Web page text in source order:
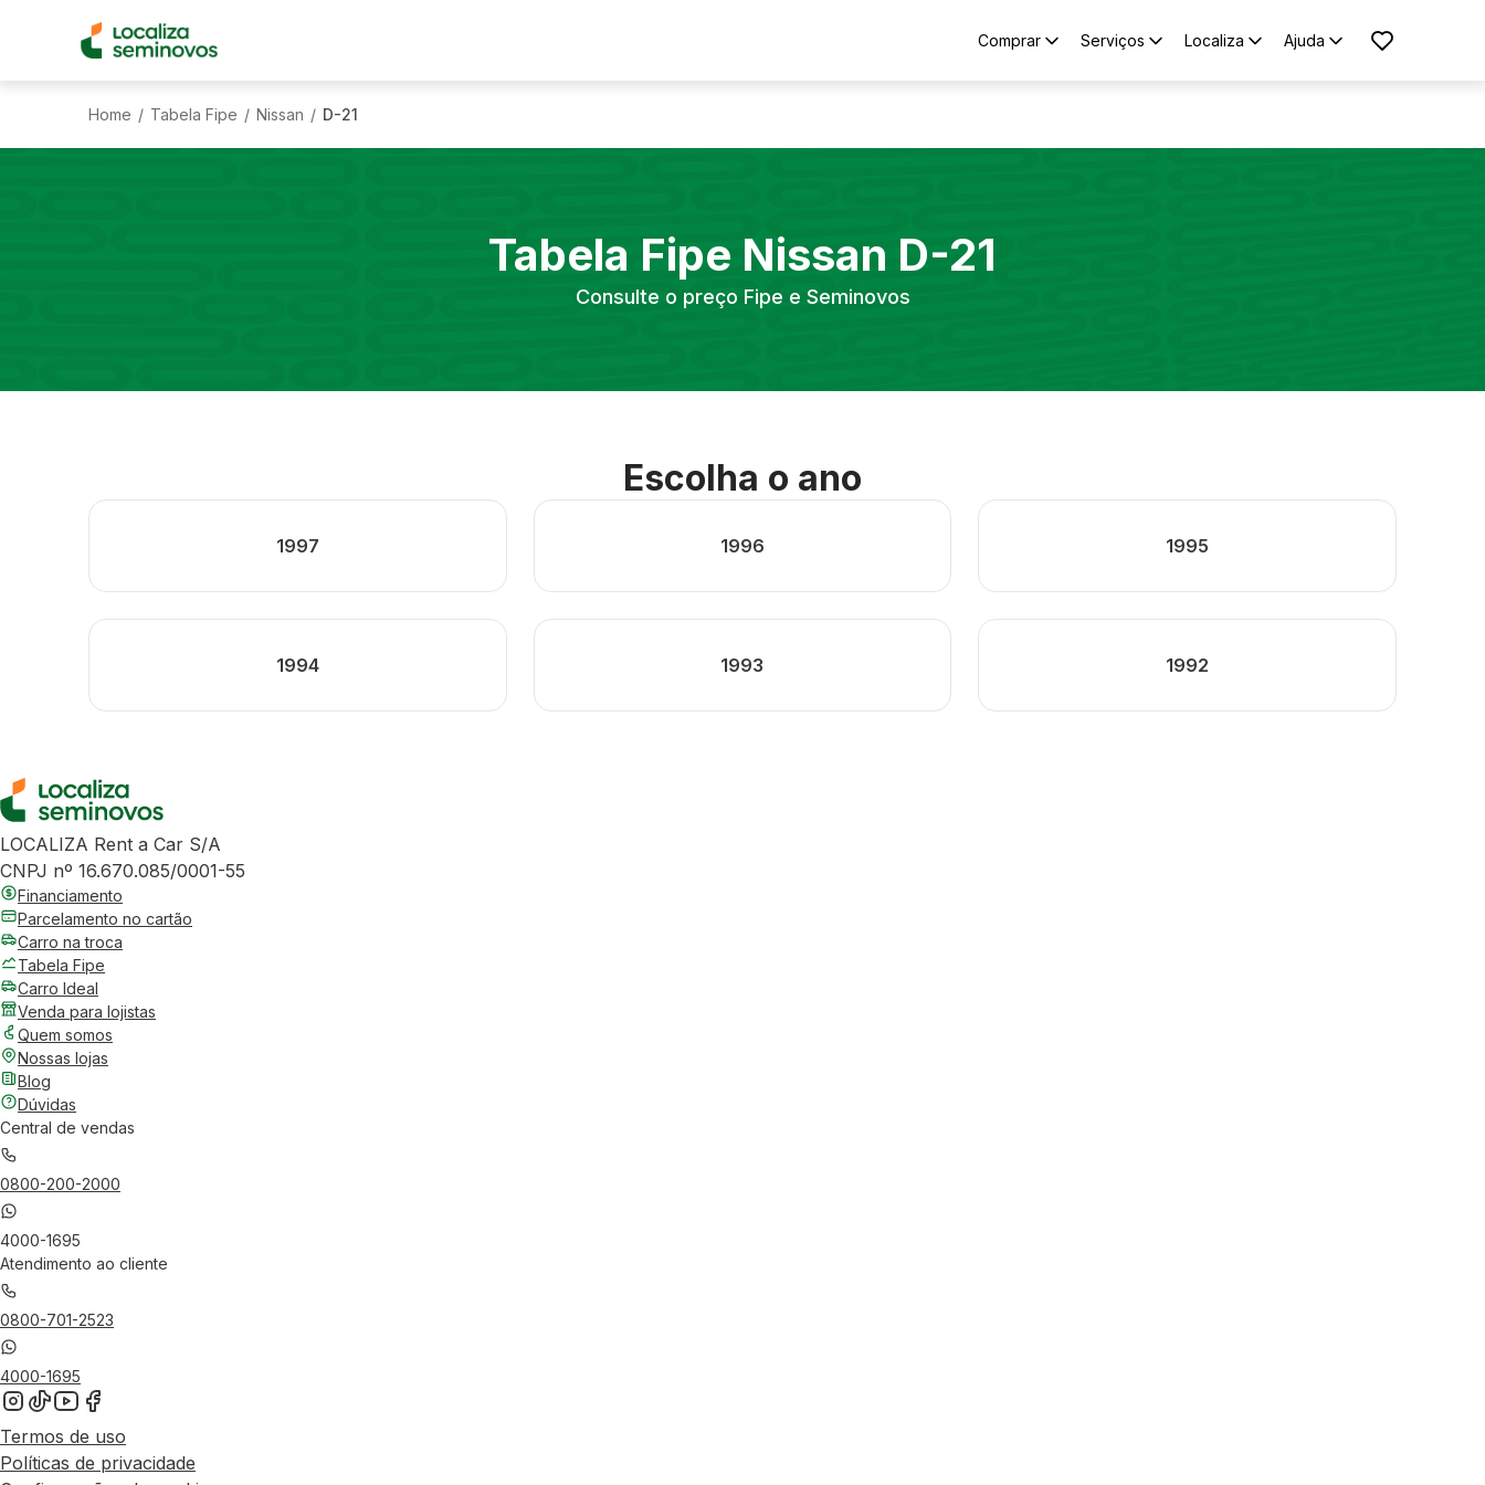
Comprar Serviços Localiza Ajuda
Home / Tabela Fipe / Nissan / D-21
Tabela Fipe Nissan D-21
Consulte o preço Fipe e Seminovos
Escolha o ano
1997 1996 1995
1994 1993 1992
LOCALIZA Rent a Car S/A
CNPJ nº 16.670.085/0001-55
Financiamento
Parcelamento no cartão
Carro na troca
Tabela Fipe
Carro Ideal
Venda para lojistas
Quem somos
Nossas lojas
Blog
Dúvidas
Central de vendas
0800-200-2000
4000-1695
Atendimento ao cliente
0800-701-2523
4000-1695
Termos de uso
Políticas de privacidade